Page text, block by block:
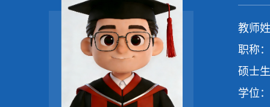
教师
职称
硕士
学位